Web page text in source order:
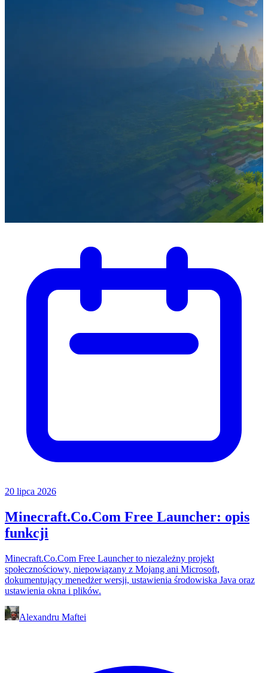
20 lipca 2026
Minecraft.Co.Com Free Launcher: opis
funkcji
Minecraft.Co.Com Free Launcher to niezależny projekt
społecznościowy, niepowiązany z Mojang ani Microsoft,
dokumentujący menedżer wersji, ustawienia środowiska Java oraz
ustawienia okna i plików.
Alexandru Maftei